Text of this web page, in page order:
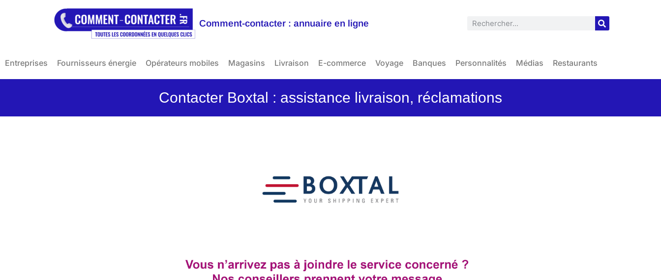
Comment-contacter : annuaire en ligne
Entreprises Fournisseurs énergie Opérateurs mobiles Magasins Livraison E-commerce Voyage Banques Personnalités Médias Restaurants
Contacter Boxtal : assistance livraison, réclamations